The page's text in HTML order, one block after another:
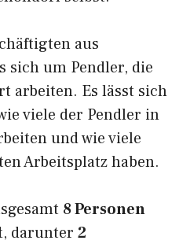
aus
sich um Pendler, die
arbeiten. Es lässt sich
viele der Pendler in
und wie viele
Arbeitsplatz haben.
8 Personen
, darunter 2